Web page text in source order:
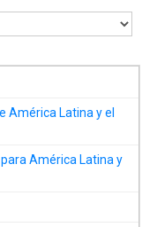
América Latina y el
América Latina y